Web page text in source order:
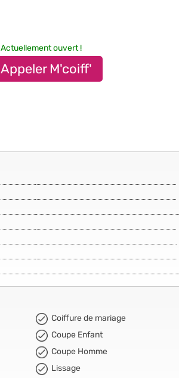
Actuellement ouvert !
Appeler M'coiff'
Coiffure de mariage
Coupe Enfant
Coupe Homme
Lissage